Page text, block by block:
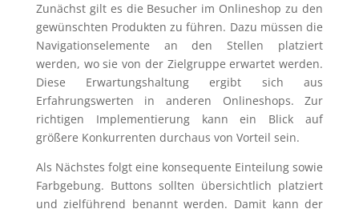
Zunächst gilt es die Besucher im Onlineshop zu den
gewünschten Produkten zu führen. Dazu müssen die
Navigationselemente an den Stellen platziert
werden, wo sie von der Zielgruppe erwartet werden.
Diese Erwartungshaltung ergibt sich aus
Erfahrungswerten in anderen Onlineshops. Zur
richtigen Implementierung kann ein Blick auf
größere Konkurrenten durchaus von Vorteil sein.
Als Nächstes folgt eine konsequente Einteilung sowie
Farbgebung. Buttons sollten übersichtlich platziert
und zielführend benannt werden. Damit kann der